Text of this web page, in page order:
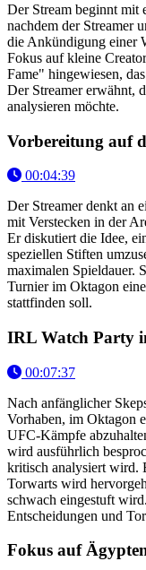
Der Stream beginnt mit
nachdem der Streamer
die Ankündigung einer
Fokus auf kleine
Fame" hingewiesen,
Der Streamer erwähnt,
analysieren möchte.
Vorbereitung auf
00:04:39
Der Streamer denkt an
mit Verstecken in der
Er diskutiert die Idee,
speziellen Stiften
maximalen Spieldauer.
Turnier im Oktagon
stattfinden soll.
IRL Watch Party
00:07:37
Nach anfänglicher
Vorhaben, im Oktagon
UFC-Kämpfe
wird ausführlich
kritisch analysiert wird.
Torwarts wird
schwach eingestuft
Entscheidungen und
Fokus auf